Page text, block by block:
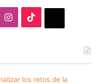
Instagram
los retos de la